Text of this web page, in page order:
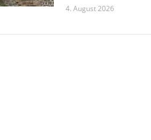
4. August 2026